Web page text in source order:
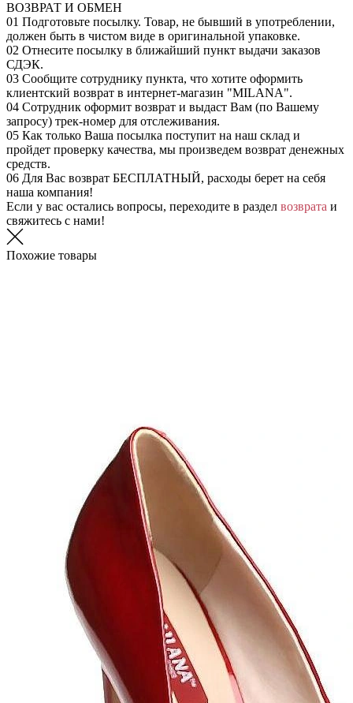
ВОЗВРАТ И ОБМЕН
01 Подготовьте посылку. Товар, не бывший в употреблении,
должен быть в чистом виде в оригинальной упаковке.
02 Отнесите посылку в ближайший пункт выдачи заказов
СДЭК.
03 Сообщите сотруднику пункта, что хотите оформить
клиентский возврат в интернет-магазин "MILANA".
04 Сотрудник оформит возврат и выдаст Вам (по Вашему
запросу) трек-номер для отслеживания.
05 Как только Ваша посылка поступит на наш склад и
пройдет проверку качества, мы произведем возврат денежных
средств.
06 Для Вас возврат БЕСПЛАТНЫЙ, расходы берет на себя
наша компания!
Если у вас остались вопросы, переходите в раздел возврата и
свяжитесь с нами!
Похожие товары